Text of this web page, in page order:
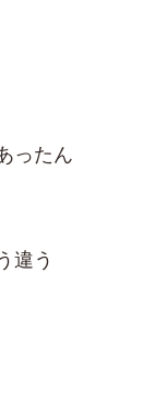
ったん
違う